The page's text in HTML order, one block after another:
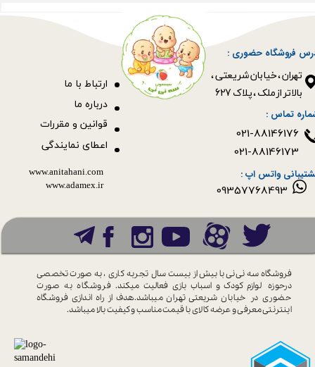
فروشگاه حضوری :
​​​​​​​تهران ، خیابان شریعتی ،
بالاتر از ملک ، پلاک 627​​​​​​​
قوانین و مقررات
ارتباط با ما
09357768493
درباره ما
اعطای نمایندگی
www.anitahani.com
www.ada​​​​​​​mex.ir
فروشگاه سه نی نی با بیش از بیست سال تجربه کاری ، به صورت تخصصی
درحوزه لوازم کودک و اسباب بازی فعالیت میکند. فروشگاه به صورت
حضوری در خیابان شریعتی تهران میباشد.هدف از راه اندازی فروشگاه
اینترنتی معرفی و عرضه کالای باقیمت مناسب و کیفیت بالا میباشد.
تماس :
واتس اپ :